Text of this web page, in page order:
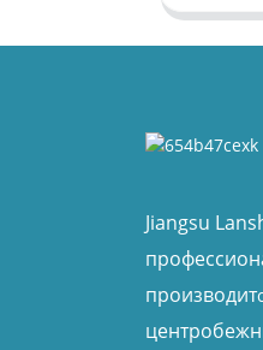
Jiangsu
производит